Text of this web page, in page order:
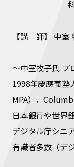
科学的根拠
【講 師】 中室
～中室牧子氏 プ
1998年慶應義
MPA），
日本銀行や世界
デジタル庁シニ
有識者多数（デ